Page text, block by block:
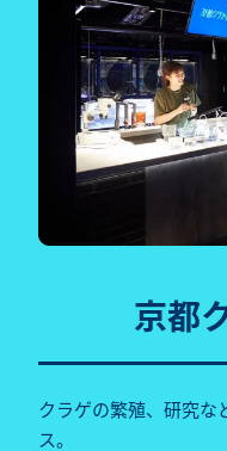
京都
クラゲの繁殖、研究な
ス。